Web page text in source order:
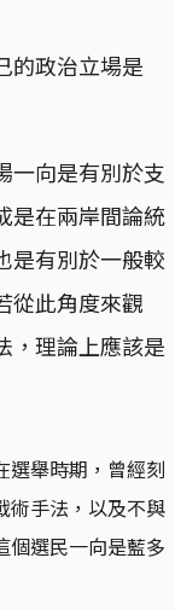
的政治立場是
一向是有別於支
是在兩岸間論統
是有別於一般較
從此角度來觀
，理論上應該是
選舉時期，曾經刻
術手法，以及不與
個選民一向是藍多